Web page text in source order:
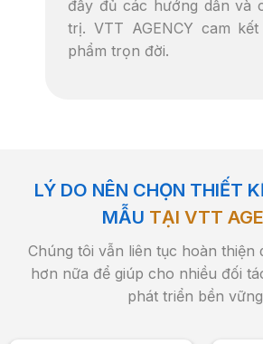
đầy đủ các hướng dẫn và
trị. VTT AGENCY cam
phẩm trọn đời.
LÝ DO NÊN CHỌN THIẾT
MẪU TẠI VTT
Chúng tôi vẫn liên tục hoàn thiện
hơn nữa để giúp cho nhiều đối
phát triển bền